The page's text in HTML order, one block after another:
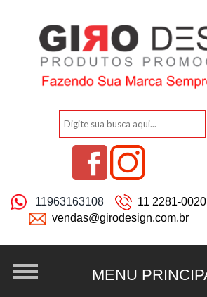
11963163108
11 2281-0020
vendas@girodesign.com.br